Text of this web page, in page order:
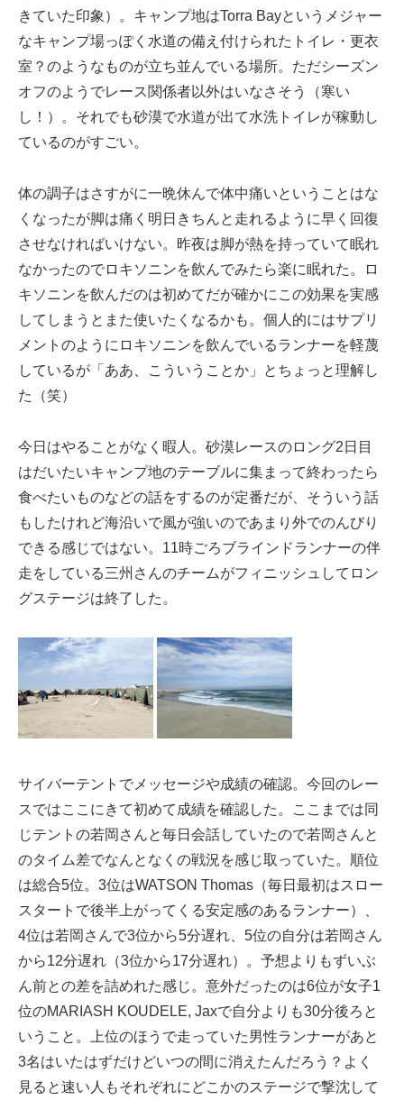
きていた印象）。キャンプ地はTorra Bayというメジャー
なキャンプ場っぽく水道の備え付けられたトイレ・更衣
室？のようなものが立ち並んでいる場所。ただシーズン
オフのようでレース関係者以外はいなさそう（寒い
し！）。それでも砂漠で水道が出て水洗トイレが稼動し
ているのがすごい。
体の調子はさすがに一晩休んで体中痛いということはな
くなったが脚は痛く明日きちんと走れるように早く回復
させなければいけない。昨夜は脚が熱を持っていて眠れ
なかったのでロキソニンを飲んでみたら楽に眠れた。ロ
キソニンを飲んだのは初めてだが確かにこの効果を実感
してしまうとまた使いたくなるかも。個人的にはサプリ
メントのようにロキソニンを飲んでいるランナーを軽蔑
しているが「ああ、こういうことか」とちょっと理解し
た（笑）
今日はやることがなく暇人。砂漠レースのロング2日目
はだいたいキャンプ地のテーブルに集まって終わったら
食べたいものなどの話をするのが定番だが、そういう話
もしたけれど海沿いで風が強いのであまり外でのんびり
できる感じではない。11時ごろブラインドランナーの伴
走をしている三州さんのチームがフィニッシュしてロン
グステージは終了した。
サイバーテントでメッセージや成績の確認。今回のレー
スではここにきて初めて成績を確認した。ここまでは同
じテントの若岡さんと毎日会話していたので若岡さんと
のタイム差でなんとなくの戦況を感じ取っていた。順位
は総合5位。3位はWATSON Thomas（毎日最初はスロー
スタートで後半上がってくる安定感のあるランナー）、
4位は若岡さんで3位から5分遅れ、5位の自分は若岡さん
から12分遅れ（3位から17分遅れ）。予想よりもずいぶ
ん前との差を詰めれた感じ。意外だったのは6位が女子1
位のMARIASH KOUDELE, Jaxで自分よりも30分後ろと
いうこと。上位のほうで走っていた男性ランナーがあと
3名はいたはずだけどいつの間に消えたんだろう？よく
見ると速い人もそれぞれにどこかのステージで撃沈して